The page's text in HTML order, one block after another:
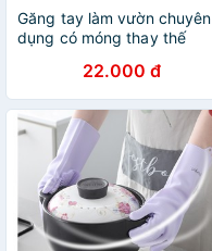
Găng tay làm vườn chuyên
dụng có móng thay thế
thấm nước , chống gai ,bảo
vệ đôi tay của bạn
22.000 đ